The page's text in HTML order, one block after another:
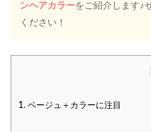
ンヘアカラーをご紹介します♪
ください！
1. ベージュ＋カラーに注目